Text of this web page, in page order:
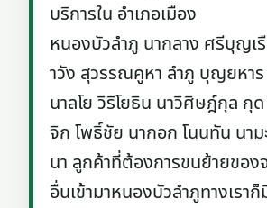
บริการใน อำเภอเมือง
หนองบัวลำภู นากลาง ศรีบุญเ
าวัง สุวรรณคูหา ลำภู บุญยหา
นาลโย วิริโยธิน นาวิศิษฎ์กุล กุด
จิก โพธิ์ชัย นากอก โนนทัน นาม
นา ลูกค้าที่ต้องการขนย้ายของ
อื่นเข้ามาหนองบัวลำภูทางเรา